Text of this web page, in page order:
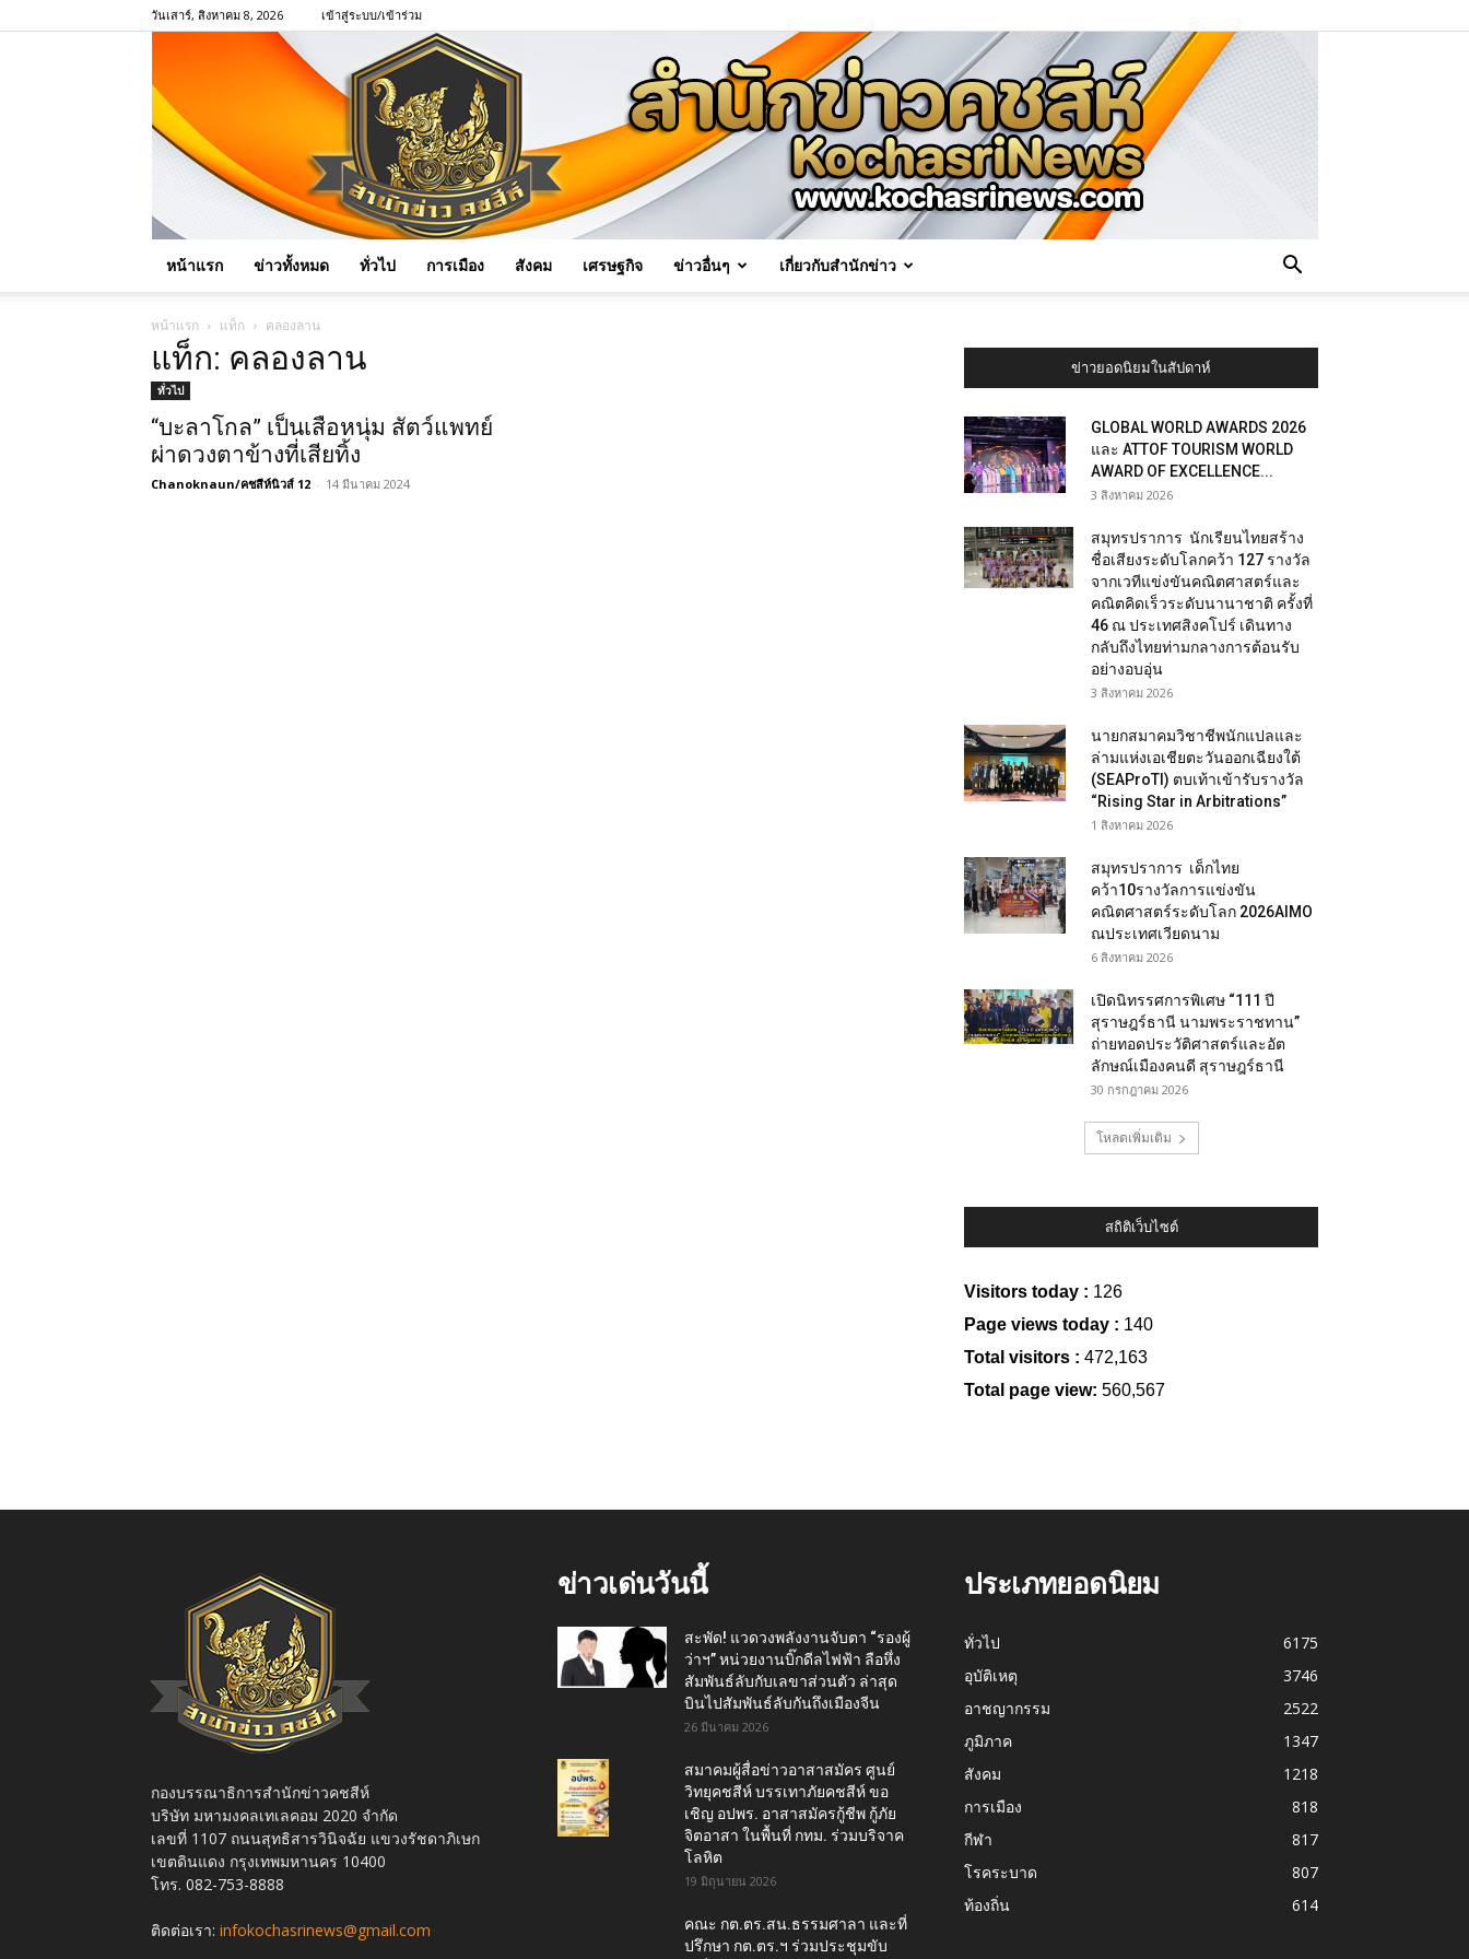
วันเสาร์, สิงหาคม 8, 2026 เข้าสู่ระบบ/เข้าร่วม
หน้าแรก ข่าวทั้งหมด ทั่วไป การเมือง สังคม เศรษฐกิจ ข่าวอื่นๆ เกี่ยวกับสำนักข่าว
หน้าแรก แท็ก คลองลาน
แท็ก: คลองลาน
ทั่วไป
“บะลาโกล” เป็นเสือหนุ่ม สัตว์แพทย์
ผ่าดวงตาข้างที่เสียทิ้ง
Chanoknaun/คชสีห์นิวส์ 12 - 14 มีนาคม 2024
ข่าวยอดนิยมในสัปดาห์
GLOBAL WORLD AWARDS 2026
และ ATTOF TOURISM WORLD
AWARD OF EXCELLENCE...
3 สิงหาคม 2026
สมุทรปราการ นักเรียนไทยสร้าง
ชื่อเสียงระดับโลกคว้า 127 รางวัล
จากเวทีแข่งขันคณิตศาสตร์และ
คณิตคิดเร็วระดับนานาชาติ ครั้งที่
46 ณ ประเทศสิงคโปร์ เดินทาง
กลับถึงไทยท่ามกลางการต้อนรับ
อย่างอบอุ่น
3 สิงหาคม 2026
นายกสมาคมวิชาชีพนักแปลและ
ล่ามแห่งเอเชียตะวันออกเฉียงใต้
(SEAProTI) ตบเท้าเข้ารับรางวัล
“Rising Star in Arbitrations”
1 สิงหาคม 2026
สมุทรปราการ เด็กไทย
คว้า10รางวัลการแข่งขัน
คณิตศาสตร์ระดับโลก 2026AIMO
ณประเทศเวียดนาม
6 สิงหาคม 2026
เปิดนิทรรศการพิเศษ “111 ปี
สุราษฎร์ธานี นามพระราชทาน”
ถ่ายทอดประวัติศาสตร์และอัต
ลักษณ์เมืองคนดี สุราษฎร์ธานี
30 กรกฎาคม 2026
โหลดเพิ่มเติม
สถิติเว็บไซต์
Visitors today : 126
Page views today : 140
Total visitors : 472,163
Total page view: 560,567
กองบรรณาธิการสำนักข่าวคชสีห์
บริษัท มหามงคลเทเลคอม 2020 จำกัด
เลขที่ 1107 ถนนสุทธิสารวินิจฉัย แขวงรัชดาภิเษก
เขตดินแดง กรุงเทพมหานคร 10400
โทร. 082-753-8888
ติดต่อเรา: infokochasrinews@gmail.com
ข่าวเด่นวันนี้
สะพัด! แวดวงพลังงานจับตา “รองผู้
ว่าฯ” หน่วยงานบิ๊กดีลไฟฟ้า ลือหึ่ง
สัมพันธ์ลับกับเลขาส่วนตัว ล่าสุด
บินไปสัมพันธ์ลับกันถึงเมืองจีน
26 มีนาคม 2026
สมาคมผู้สื่อข่าวอาสาสมัคร ศูนย์
วิทยุคชสีห์ บรรเทาภัยคชสีห์ ขอ
เชิญ อปพร. อาสาสมัครกู้ชีพ กู้ภัย
จิตอาสา ในพื้นที่ กทม. ร่วมบริจาค
โลหิต
19 มิถุนายน 2026
คณะ กต.ตร.สน.ธรรมศาลา และที่
ปรึกษา กต.ตร.ฯ ร่วมประชุมขับ
ประเภทยอดนิยม
ทั่วไป
6175
อุบัติเหตุ
3746
อาชญากรรม
2522
ภูมิภาค
1347
สังคม
1218
การเมือง
818
กีฬา
817
โรคระบาด
807
ท้องถิ่น
614